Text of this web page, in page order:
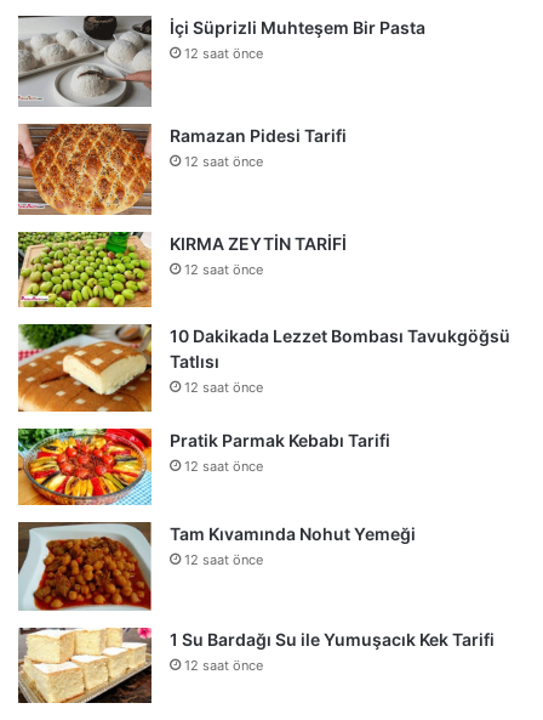
İçi Süprizli Muhteşem Bir Pasta
12 saat önce
Ramazan Pidesi Tarifi
12 saat önce
KIRMA ZEYTİN TARİFİ
12 saat önce
10 Dakikada Lezzet Bombası Tavukgöğsü
Tatlısı
12 saat önce
Pratik Parmak Kebabı Tarifi
12 saat önce
Tam Kıvamında Nohut Yemeği
12 saat önce
1 Su Bardağı Su ile Yumuşacık Kek Tarifi
12 saat önce